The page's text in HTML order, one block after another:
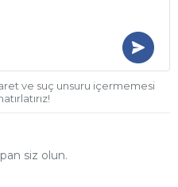
ve suç unsuru içermemesi
siz olun.